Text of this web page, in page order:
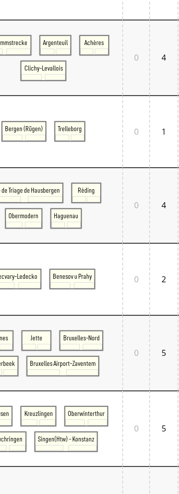
Alternative Stellwerke
BundesbahnZeiten
Merxferri
Polen
Österreich
Argenteuil Achères
Clichy-Levallois
0 4
Bergen (Rügen) Trelleborg 0 1
de Triage de Hausbergen Réding
Obermodern Haguenau
0 4
Ledecko Benesov u Prahy 0 2
Jette Bruxelles-Nord
Bruxelles Airport-Zaventem
0 5
Kreuzlingen Oberwinterthur
Singen(Htw) - Konstanz
0 5